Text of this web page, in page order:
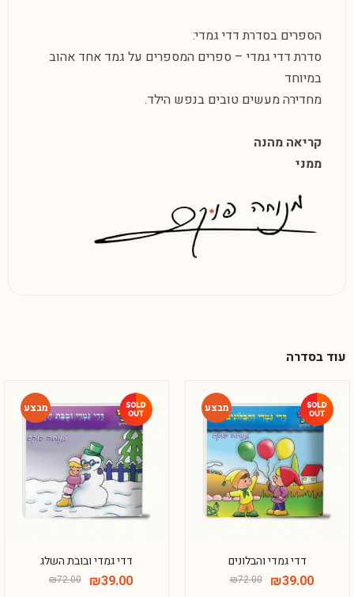
הספרים בסדרת דדי גמדי:
סדרת דדי גמדי – ספרים המספרים על גמד אחד אהוב
במיוחד
מחדירה מעשים טובים בנפש הילד.
קריאה מהנה
ממני
עוד בסדרה
-46%
דדי גמדי ובובת השלג
₪72.00 ₪39.00
-46%
דדי גמדי והבלונים
₪72.00 ₪39.00